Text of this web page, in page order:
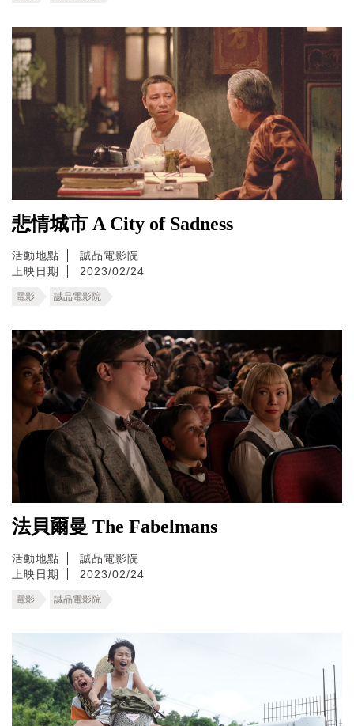
悲情城市 A City of Sadness
活動地點
誠品電影院
上映日期
2023/02/24
電影 誠品電影院
法貝爾曼 The Fabelmans
活動地點
誠品電影院
上映日期
2023/02/24
電影 誠品電影院